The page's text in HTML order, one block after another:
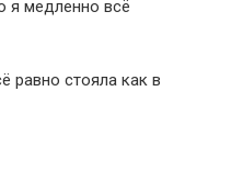
я медленно всё
равно стояла как в